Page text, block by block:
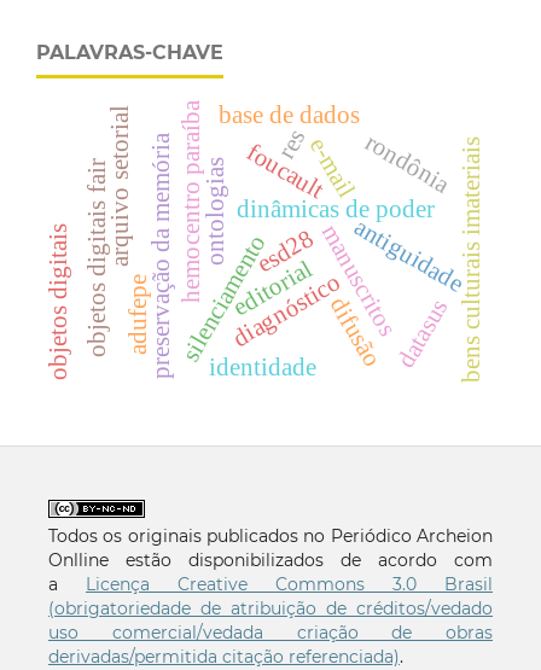
PALAVRAS-CHAVE
hemocentro paraíba editorialmanuscritos
silenciamento
preservação da memória dinâmicas de poder
foucault
antiguidade
ontologias
arquivo setorial
diagnóstico
identidade difusão
e-mail bens culturais imateriais
res
esd28
datasus
objetos digitais fair
objetos digitais
rondônia
base de dados
adufepe
Todos os originais publicados no Periódico Archeion
Onlline estão disponibilizados de acordo com
a Licença Creative Commons 3.0 Brasil
(obrigatoriedade de atribuição de créditos/vedado
uso comercial/vedada criação de obras
derivadas/permitida citação referenciada).